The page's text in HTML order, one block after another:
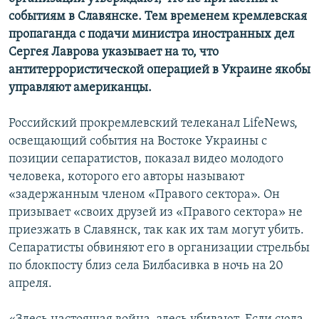
событиям в Славянске. Тем временем кремлевская
пропаганда с подачи министра иностранных дел
Сергея Лаврова указывает на то, что
антитеррористической операцией в Украине якобы
управляют американцы.
Российский прокремлевский телеканал LifeNews,
освещающий события на Востоке Украины с
позиции сепаратистов, показал видео молодого
человека, которого его авторы называют
«задержанным членом «Правого сектора». Он
призывает «своих друзей из «Правого сектора» не
приезжать в Славянск, так как их там могут убить.
Сепаратисты обвиняют его в организации стрельбы
по блокпосту близ села Билбасивка в ночь на 20
апреля.